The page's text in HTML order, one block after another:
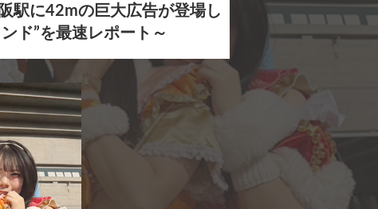
駅に42mの巨大広告が登場し
ド”を最速レポート～